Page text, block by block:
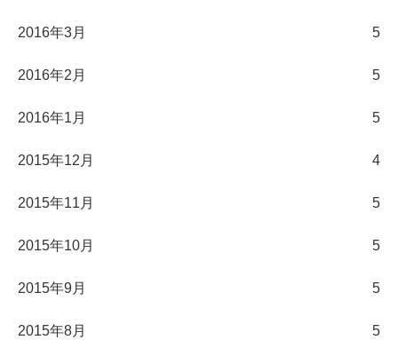
2016年3月 5
2016年2月 5
2016年1月 5
2015年12月 4
2015年11月 5
2015年10月 5
2015年9月 5
2015年8月 5